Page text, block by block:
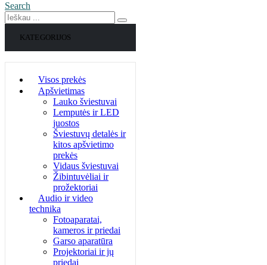
Search
KATEGORIJOS
Visos prekės
Apšvietimas
Lauko šviestuvai
Lemputės ir LED
juostos
Šviestuvų detalės ir
kitos apšvietimo
prekės
Vidaus šviestuvai
Žibintuvėliai ir
prožektoriai
Audio ir video
technika
Fotoaparatai,
kameros ir priedai
Garso aparatūra
Projektoriai ir jų
priedai